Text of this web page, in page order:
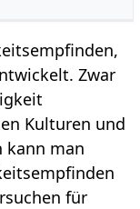
Zwar
Kulturen und
kann man
für